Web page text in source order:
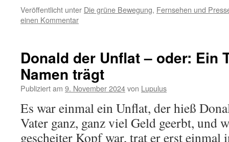
Veröffentlicht unter Die grüne Bewegung, Fernsehen und
einen Kommentar
Donald der Unflat – oder: Ein
Namen trägt
Publiziert am 9. November 2024von Lupulus
Es war einmal ein Unflat, der hieß
Vater ganz, ganz viel Geld geerbt, und
gescheiter Kopf war, trat er erst einmal